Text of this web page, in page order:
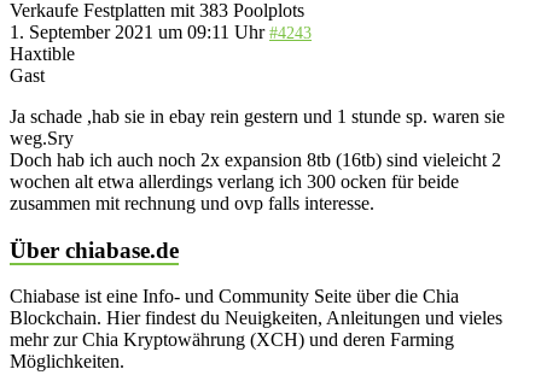
Verkaufe Festplatten mit 383 Poolplots
1. September 2021 um 09:11 Uhr #4243
Haxtible
Gast
Ja schade ,hab sie in ebay rein gestern und 1 stunde sp. waren sie
weg.Sry
Doch hab ich auch noch 2x expansion 8tb (16tb) sind vieleicht 2
wochen alt etwa allerdings verlang ich 300 ocken für beide
zusammen mit rechnung und ovp falls interesse.
Über chiabase.de
Chiabase ist eine Info- und Community Seite über die Chia
Blockchain. Hier findest du Neuigkeiten, Anleitungen und vieles
mehr zur Chia Kryptowährung (XCH) und deren Farming
Möglichkeiten.